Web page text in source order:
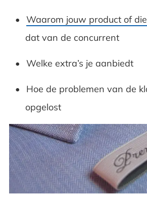
Waarom jouw product of
dat van de concurrent
Welke extra’s je aanbiedt
Hoe de problemen van de
opgelost